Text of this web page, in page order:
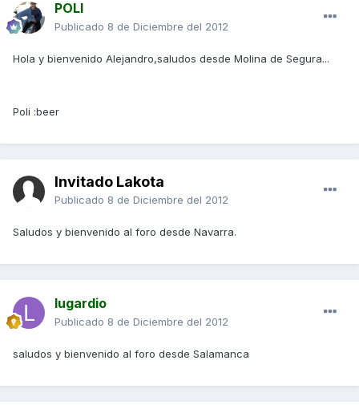
POLI
Publicado 8 de Diciembre del 2012
Hola y bienvenido Alejandro,saludos desde Molina de Segura...
Poli :beer
Invitado Lakota
Publicado 8 de Diciembre del 2012
Saludos y bienvenido al foro desde Navarra.
lugardio
Publicado 8 de Diciembre del 2012
saludos y bienvenido al foro desde Salamanca